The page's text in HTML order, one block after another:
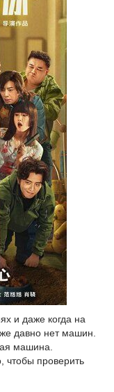
и даже когда на
давно нет машин.
машина.
чтобы проверить